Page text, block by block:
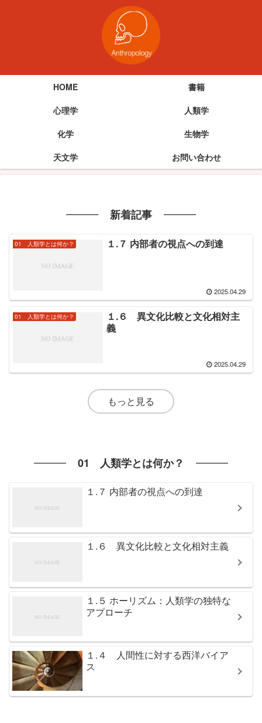
HOME
書籍
心理学
人類学
化学
生物学
天文学
お問い合わせ
新着記事
01 人類学とは何か？ １.７ 内部者の視点への到達
2025.04.29
01 人類学とは何か？
１.６ 異文化比較と文化相対主
義
2025.04.29
もっと見る
01 人類学とは何か？
１.７ 内部者の視点への到達
１.６ 異文化比較と文化相対主義
１.５ ホーリズム：人類学の独特な
アプローチ
１.４ 人間性に対する西洋バイア
ス